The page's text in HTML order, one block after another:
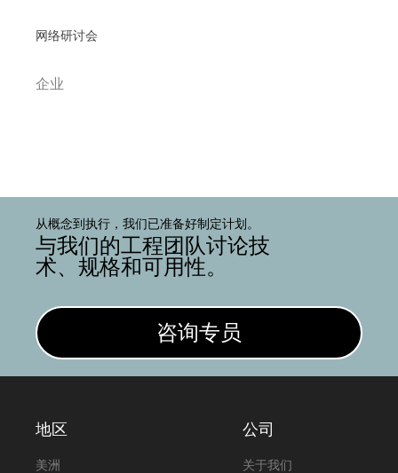
网络研讨会
企业
从概念到执行，我们已准备好制定计划。
与我们的工程团队讨论技
术、规格和可用性。
咨询专员
地区
美洲
公司
关于我们